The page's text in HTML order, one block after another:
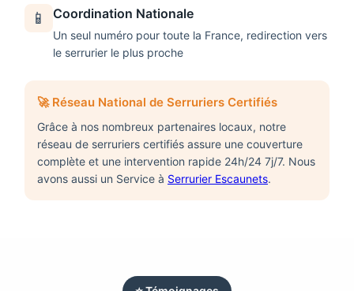
📱 Coordination Nationale
Un seul numéro pour toute la France, redirection vers
le serrurier le plus proche
🚀 Réseau National de Serruriers Certifiés
Grâce à nos nombreux partenaires locaux, notre
réseau de serruriers certifiés assure une couverture
complète et une intervention rapide 24h/24 7j/7. Nous
avons aussi un Service à Serrurier Escaunets.